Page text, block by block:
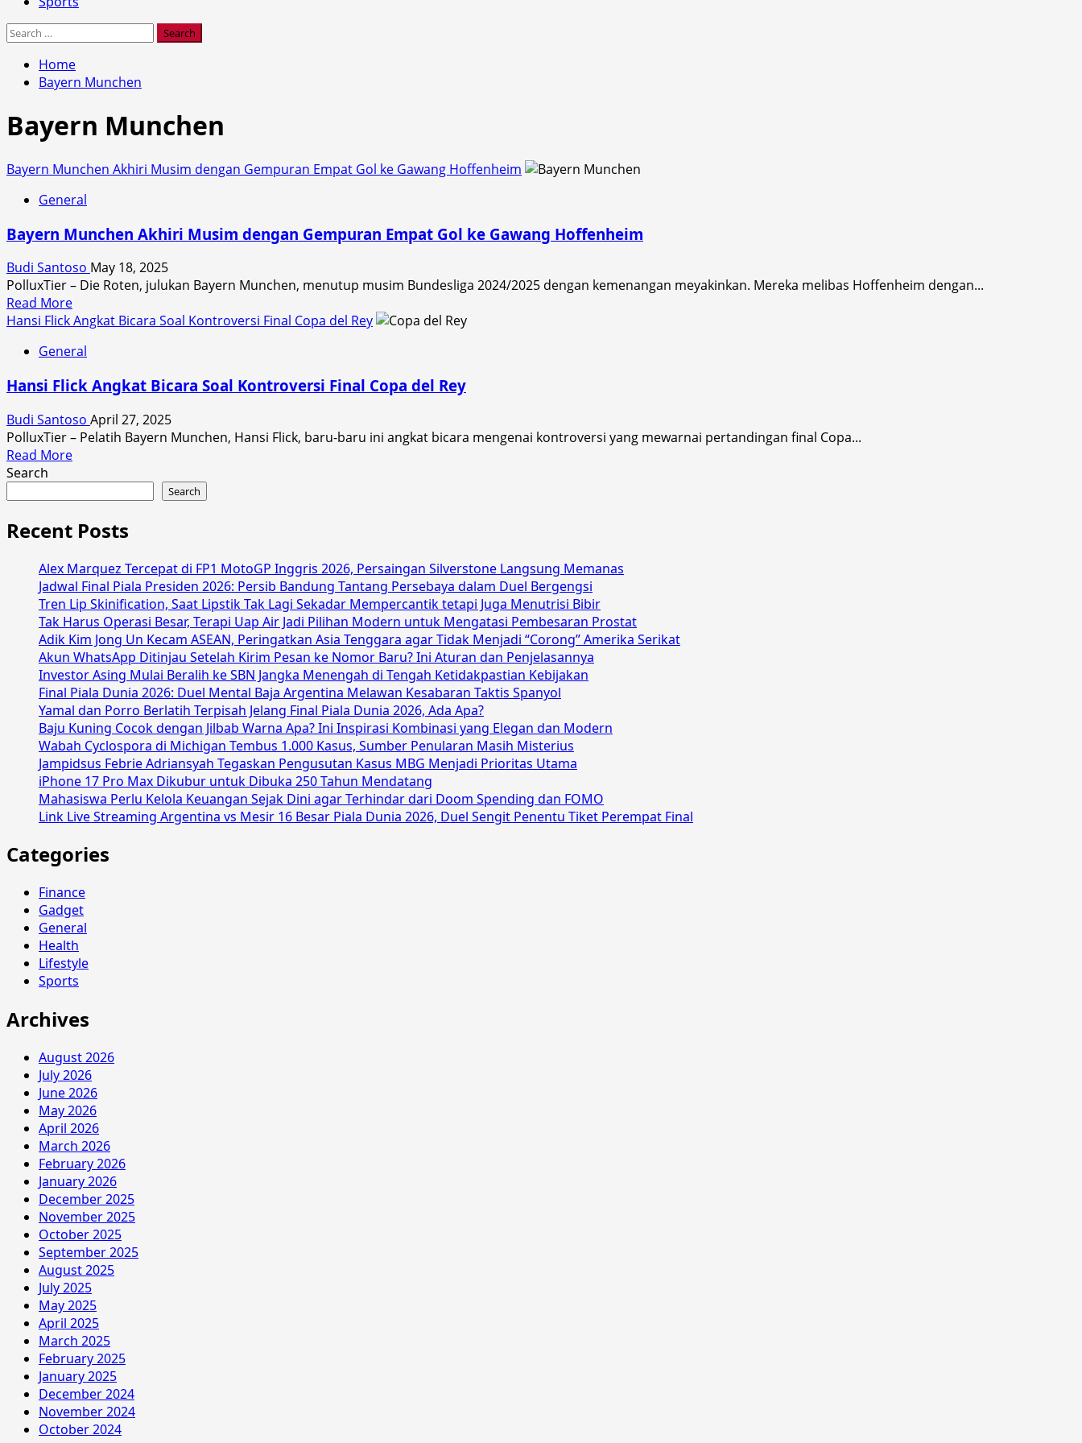
Search
Home
Bayern Munchen
Bayern Munchen
Bayern Munchen Akhiri Musim dengan Gempuran Empat Gol ke Gawang Hoffenheim
General
Bayern Munchen Akhiri Musim dengan Gempuran Empat Gol ke Gawang Hoffenheim
Budi Santoso May 18, 2025
PolluxTier – Die Roten, julukan Bayern Munchen, menutup musim Bundesliga 2024/2025 dengan kemenangan meyakinkan. Mereka melibas Hoffenheim dengan...
Read MoreRead
more
Bayern
Akhiri
dengan
Gempuran
Empat
Gol
ke
Hoffenheim
Hansi Flick Angkat Bicara Soal Kontroversi Final Copa del Rey
General
Hansi Flick Angkat Bicara Soal Kontroversi Final Copa del Rey
Budi Santoso April 27, 2025
PolluxTier – Pelatih Bayern Munchen, Hansi Flick, baru-baru ini angkat bicara mengenai kontroversi yang mewarnai pertandingan final Copa...
Read MoreRead
Flick
Angkat
Bicara
Soal
Kontroversi
Final
Copa
del
Rey
Search
Search
Recent Posts
Alex Marquez Tercepat di FP1 MotoGP Inggris 2026, Persaingan Silverstone Langsung Memanas
Jadwal Final Piala Presiden 2026: Persib Bandung Tantang Persebaya dalam Duel Bergengsi
Tren Lip Skinification, Saat Lipstik Tak Lagi Sekadar Mempercantik tetapi Juga Menutrisi Bibir
Tak Harus Operasi Besar, Terapi Uap Air Jadi Pilihan Modern untuk Mengatasi Pembesaran Prostat
Adik Kim Jong Un Kecam ASEAN, Peringatkan Asia Tenggara agar Tidak Menjadi “Corong” Amerika Serikat
Akun WhatsApp Ditinjau Setelah Kirim Pesan ke Nomor Baru? Ini Aturan dan Penjelasannya
Investor Asing Mulai Beralih ke SBN Jangka Menengah di Tengah Ketidakpastian Kebijakan
Final Piala Dunia 2026: Duel Mental Baja Argentina Melawan Kesabaran Taktis Spanyol
Yamal dan Porro Berlatih Terpisah Jelang Final Piala Dunia 2026, Ada Apa?
Baju Kuning Cocok dengan Jilbab Warna Apa? Ini Inspirasi Kombinasi yang Elegan dan Modern
Wabah Cyclospora di Michigan Tembus 1.000 Kasus, Sumber Penularan Masih Misterius
Jampidsus Febrie Adriansyah Tegaskan Pengusutan Kasus MBG Menjadi Prioritas Utama
iPhone 17 Pro Max Dikubur untuk Dibuka 250 Tahun Mendatang
Mahasiswa Perlu Kelola Keuangan Sejak Dini agar Terhindar dari Doom Spending dan FOMO
Link Live Streaming Argentina vs Mesir 16 Besar Piala Dunia 2026, Duel Sengit Penentu Tiket Perempat Final
Categories
Finance
Gadget
General
Health
Lifestyle
Sports
Archives
August 2026
July 2026
June 2026
May 2026
April 2026
March 2026
February 2026
January 2026
December 2025
November 2025
October 2025
September 2025
August 2025
July 2025
May 2025
April 2025
March 2025
February 2025
January 2025
December 2024
November 2024
October 2024